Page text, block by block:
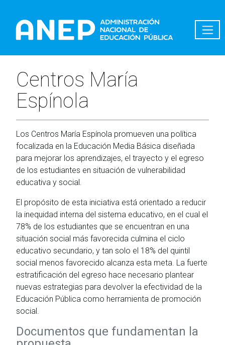
Centros María
Espínola
Los Centros María Espínola promueven una política
focalizada en la Educación Media Básica diseñada
para mejorar los aprendizajes, el trayecto y el egreso
de los estudiantes en situación de vulnerabilidad
educativa y social.
El propósito de esta iniciativa está orientado a reducir
la inequidad interna del sistema educativo, en el cual el
78% de los estudiantes que se encuentran en una
situación social más favorecida culmina el ciclo
educativo secundario, y tan solo el 18% del quintil
social menos favorecido alcanza esta meta. La fuerte
estratificación del egreso hace necesario plantear
nuevas estrategias para devolver la efectividad de la
Educación Pública como herramienta de promoción
social.
Documentos que fundamentan la